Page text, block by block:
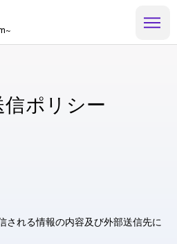
信ポリシー
される情報の内容及び外部送信先に